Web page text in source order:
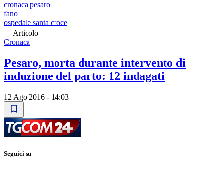
cronaca pesaro
fano
ospedale santa croce
Articolo
Cronaca
Pesaro, morta durante intervento di
induzione del parto: 12 indagati
12 Ago 2016 - 14:03
Seguici su